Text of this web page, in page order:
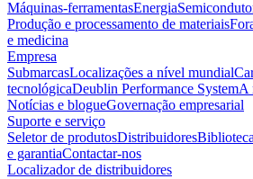
Máquinas-ferramentasEnergia
Produção e processamento de materiais
e medicina
Empresa
SubmarcasLocalizações a nível mundial
tecnológicaDeublin Performance SystemA
Notícias e blogueGovernação empresarial
Suporte e serviço
Seletor de produtosDistribuidores
e garantiaContactar-nos
Localizador de distribuidores